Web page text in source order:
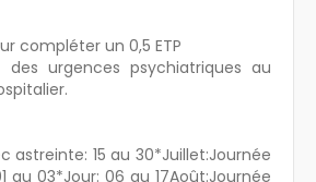
compléter un 0,5 ETP
des urgences psychiatriques au
astreinte: 15 au 30*Juillet:Journée
au 03*Jour: 06 au 17Août:Journée